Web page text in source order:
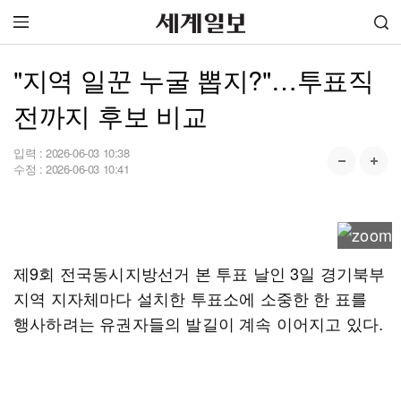
"지역 일꾼 누굴 뽑지?"…투표직
전까지 후보 비교
입력 : 2026-06-03 10:38
수정 : 2026-06-03 10:41
제9회 전국동시지방선거 본 투표 날인 3일 경기북부
지역 지자체마다 설치한 투표소에 소중한 한 표를
행사하려는 유권자들의 발길이 계속 이어지고 있다.